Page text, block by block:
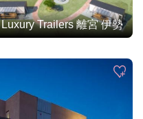
Luxury Trailers 離宮 伊勢